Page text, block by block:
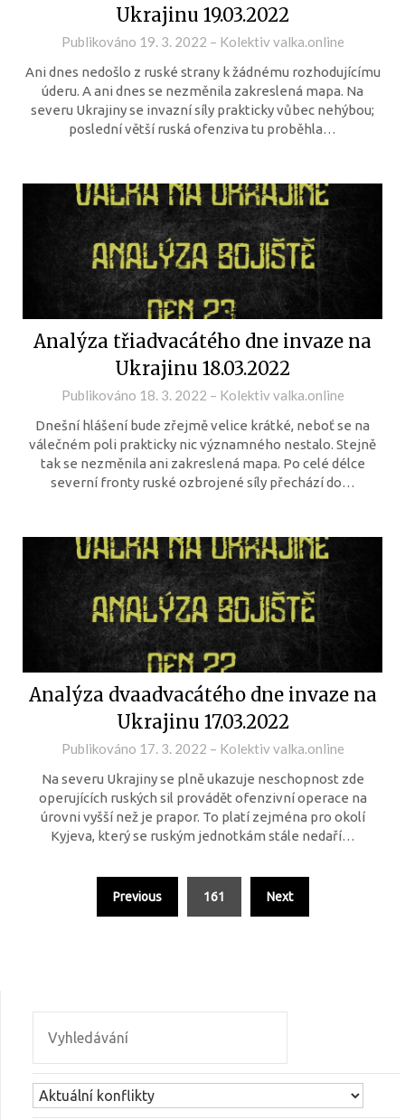
Ukrajinu 19.03.2022
Publikováno 19. 3. 2022 – Kolektiv valka.online
Ani dnes nedošlo z ruské strany k žádnému rozhodujícímu
úderu. A ani dnes se nezměnila zakreslená mapa. Na
severu Ukrajiny se invazní síly prakticky vůbec nehýbou;
poslední větší ruská ofenziva tu proběhla…
Analýza třiadvacátého dne invaze na
Ukrajinu 18.03.2022
Publikováno 18. 3. 2022 – Kolektiv valka.online
Dnešní hlášení bude zřejmě velice krátké, neboť se na
válečném poli prakticky nic významného nestalo. Stejně
tak se nezměnila ani zakreslená mapa. Po celé délce
severní fronty ruské ozbrojené síly přechází do…
Analýza dvaadvacátého dne invaze na
Ukrajinu 17.03.2022
Publikováno 17. 3. 2022 – Kolektiv valka.online
Na severu Ukrajiny se plně ukazuje neschopnost zde
operujících ruských sil provádět ofenzivní operace na
úrovni vyšší než je prapor. To platí zejména pro okolí
Kyjeva, který se ruským jednotkám stále nedaří…
Previous 161 Next